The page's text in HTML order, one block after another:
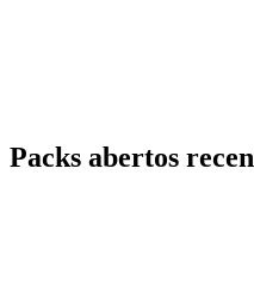
Packs abertos